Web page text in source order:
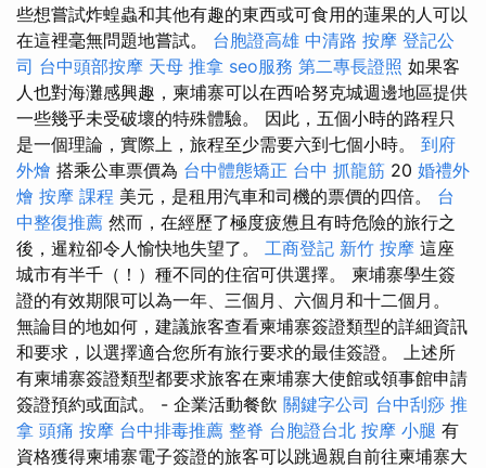
些想嘗試炸蝗蟲和其他有趣的東西或可食用的蓮果的人可以
在這裡毫無問題地嘗試。 台胞證高雄 中清路 按摩 登記公
司 台中頭部按摩 天母 推拿 seo服務 第二專長證照 如果客
人也對海灘感興趣，柬埔寨可以在西哈努克城週邊地區提供
一些幾乎未受破壞的特殊體驗。 因此，五個小時的路程只
是一個理論，實際上，旅程至少需要六到七個小時。 到府
外燴 搭乘公車票價為 台中體態矯正 台中 抓龍筋 20 婚禮外
燴 按摩 課程 美元，是租用汽車和司機的票價的四倍。 台
中整復推薦 然而，在經歷了極度疲憊且有時危險的旅行之
後，暹粒卻令人愉快地失望了。 工商登記 新竹 按摩 這座
城市有半千（！）種不同的住宿可供選擇。 柬埔寨學生簽
證的有效期限可以為一年、三個月、六個月和十二個月。
無論目的地如何，建議旅客查看柬埔寨簽證類型的詳細資訊
和要求，以選擇適合您所有旅行要求的最佳簽證。 上述所
有柬埔寨簽證類型都要求旅客在柬埔寨大使館或領事館申請
簽證預約或面試。 - 企業活動餐飲 關鍵字公司 台中刮痧 推
拿 頭痛 按摩 台中排毒推薦 整脊 台胞證台北 按摩 小腿 有
資格獲得柬埔寨電子簽證的旅客可以跳過親自前往柬埔寨大